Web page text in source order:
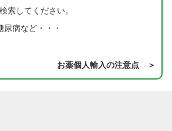
索してください。
病など・・・
お薬個人輸入の注意点 ＞